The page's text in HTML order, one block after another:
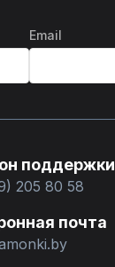
Email
поддержки
205 80 58
почта